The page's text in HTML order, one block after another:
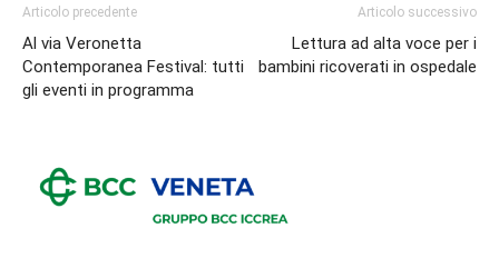
Articolo precedente
Al via Veronetta
Contemporanea Festival: tutti
gli eventi in programma
Articolo successivo
Lettura ad alta voce per i
bambini ricoverati in ospedale